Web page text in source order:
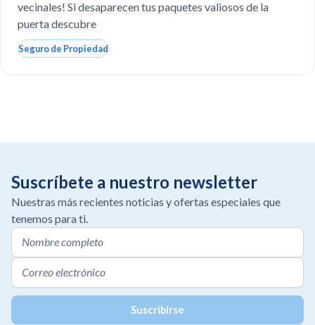
vecinales! Si desaparecen tus paquetes valiosos de la
puerta descubre
Seguro de Propiedad
Suscríbete a nuestro newsletter
Nuestras más recientes noticias y ofertas especiales que
tenemos para ti.